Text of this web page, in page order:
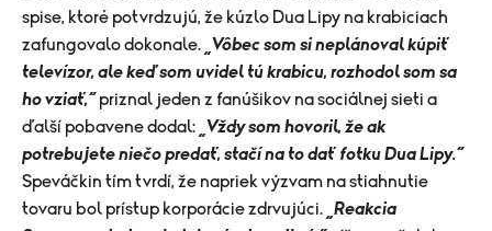
spise, ktoré potvrdzujú, že kúzlo Dua Lipy na krabiciach
zafungovalo dokonale.
„Vôbec som si neplánoval kúpiť
televízor, ale keď som uvidel tú krabicu, rozhodol som sa
ho vziať,“ priznal jeden z fanúšikov na sociálnej sieti a
ďalší pobavene dodal:
„Vždy som hovoril, že ak
potrebujete niečo predať, stačí na to dať fotku Dua Lipy.“
Speváčkin tím tvrdí, že napriek výzvam na stiahnutie
tovaru bol prístup korporácie zdrvujúci.
„Reakcia